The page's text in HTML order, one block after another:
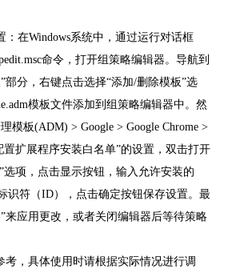
：在Windows系统中，通过运行对话框
命令，打开组策略编辑器。导航到
部分，右键点击选择“添加/删除模板”选
模板文件添加到组策略编辑器中。然
模板(ADM) > Google > Google Chrome >
置扩展程序安装白名单”的设置，双击打开
选项，点击显示按钮，输入允许安装的
识符（ID），点击确定按钮保存设置。最
来应用更改，或者关闭编辑器后等待策略
考，具体使用时请根据实际情况进行调